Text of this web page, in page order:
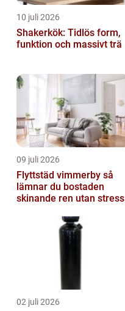
10 juli 2026
Shakerkök: Tidlös form,
funktion och massivt trä
09 juli 2026
Flyttstäd vimmerby så
lämnar du bostaden
skinande ren utan stress
02 juli 2026